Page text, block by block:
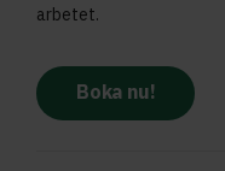
arbetet.
Boka nu!